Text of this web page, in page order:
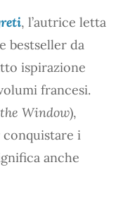
, l’autrice letta
bestseller da
ispirazione
francesi.
Window),
i
anche